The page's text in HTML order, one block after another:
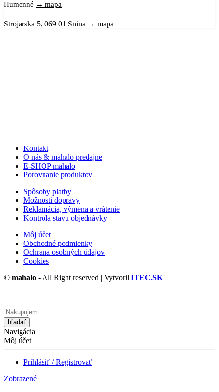
Humenné → mapa
Strojarska 5, 069 01 Snina → mapa
Kontakt
O nás & mahalo predajne
E-SHOP mahalo
Porovnanie produktov
Spôsoby platby
Možnosti dopravy
Reklamácia, výmena a vrátenie
Kontrola stavu objednávky
Môj účet
Obchodné podmienky
Ochrana osobných údajov
Cookies
© mahalo - All Right reserved | Vytvoril ITEC.SK
Vyhľadávanie
tu
Navigácia
Môj účet
Prihlásiť / Registrovať
Zobrazené